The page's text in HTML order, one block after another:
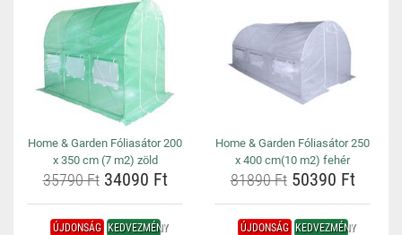
Home & Garden Fóliasátor 200
x 350 cm (7 m2) zöld
35790 Ft34090 Ft
Home & Garden Fóliasátor 250
x 400 cm(10 m2) fehér
81890 Ft50390 Ft
ÚJDONSÁG KEDVEZMÉNY ÚJDONSÁG KEDVEZMÉNY